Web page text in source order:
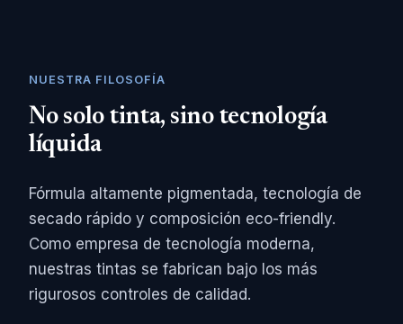
NUESTRA FILOSOFÍA
No solo tinta, sino tecnología
líquida
Fórmula altamente pigmentada, tecnología de
secado rápido y composición eco-friendly.
Como empresa de tecnología moderna,
nuestras tintas se fabrican bajo los más
rigurosos controles de calidad.